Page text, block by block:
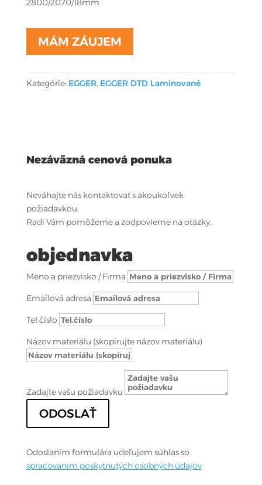
2800/2070/18mm
MÁM ZÁUJEM
Kategórie: EGGER, EGGER DTD Laminované
Nezáväzná cenová ponuka
Neváhajte nás kontaktovať s akoukoľvek
požiadavkou.
Radi Vám pomôžeme a zodpovieme na otázky.
objednavka
Meno a priezvisko / Firma
Emailová adresa
Tel.číslo
Názov materiálu (skopírujte názov materiálu)
Zadajte vašu požiadavku
ODOSLAŤ
Odoslaním formulára udeľujem súhlas so
spracovaním poskytnutých osobných údajov